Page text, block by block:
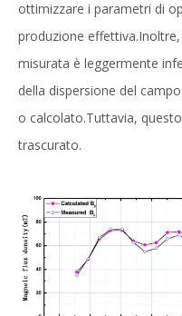
ottimizzare i parametri di
produzione
misurata è leggermente
della dispersione del
o calcolato.Tuttavia,
trascurato.